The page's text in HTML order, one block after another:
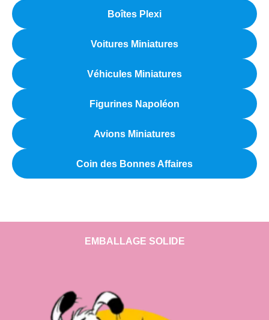
Boîtes Plexi
Voitures Miniatures
Véhicules Miniatures
Figurines Napoléon
Avions Miniatures
Coin des Bonnes Affaires
EMBALLAGE SOLIDE